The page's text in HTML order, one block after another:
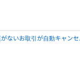
ないお取引が自動キャン